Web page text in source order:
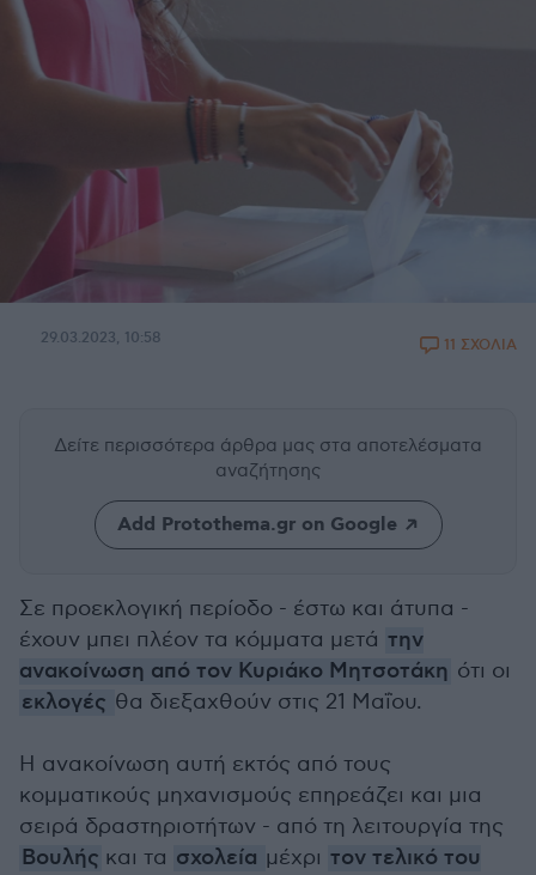
29.03.2023, 10:58 11 ΣΧΟΛΙΑ
Δείτε περισσότερα άρθρα μας στα αποτελέσματα
αναζήτησης
Add Protothema.gr on Google
Σε προεκλογική περίοδο - έστω και άτυπα -
έχουν μπει πλέον τα κόμματα μετά την
ανακοίνωση από τον Κυριάκο Μητσοτάκη ότι οι
εκλογές θα διεξαχθούν στις 21 Μαΐου.
Η ανακοίνωση αυτή εκτός από τους
κομματικούς μηχανισμούς επηρεάζει και μια
σειρά δραστηριοτήτων - από τη λειτουργία της
Βουλής και τα σχολεία μέχρι τον τελικό του